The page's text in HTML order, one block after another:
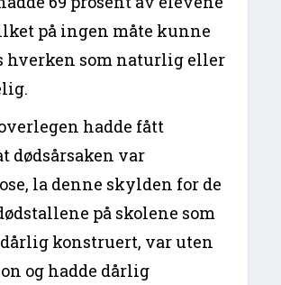
på ingen måte kunne
hverken som naturlig eller
hadde fått
dødsårsaken var
la denne skylden for de
på skolene som
dårlig konstruert, var uten
og hadde dårlig